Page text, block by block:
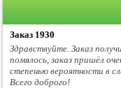
Заказ 1930
Здравствуйте. Заказ
помялось, заказ пришёл
степенью вероятности в
Всего доброго!